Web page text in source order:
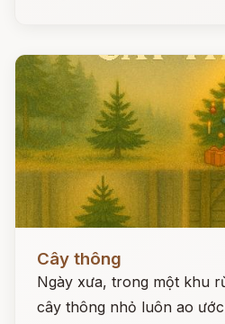
Cây thông
Ngày xưa, trong một khu
cây thông nhỏ luôn ao